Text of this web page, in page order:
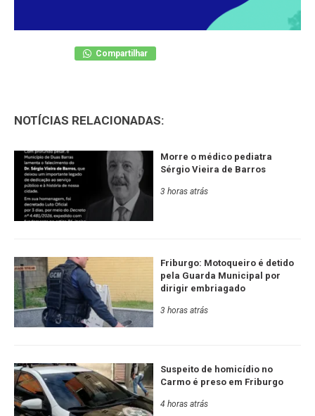
Compartilhar
NOTÍCIAS RELACIONADAS:
Morre o médico pediatra
Sérgio Vieira de Barros
3 horas atrás
Friburgo: Motoqueiro é detido
pela Guarda Municipal por
dirigir embriagado
3 horas atrás
Suspeito de homicídio no
Carmo é preso em Friburgo
4 horas atrás